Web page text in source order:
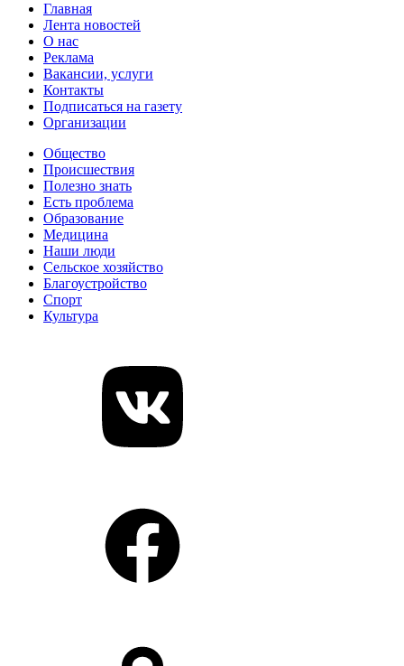
Главная
Лента новостей
О нас
Реклама
Вакансии, услуги
Контакты
Подписаться на газету
Организации
Общество
Происшествия
Полезно знать
Есть проблема
Образование
Медицина
Наши люди
Сельское хозяйство
Благоустройство
Спорт
Культура